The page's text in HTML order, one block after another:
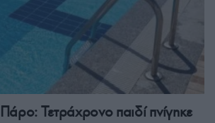
Τετράχρονο παιδί πνίγηκε